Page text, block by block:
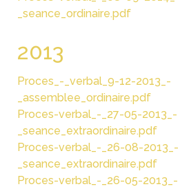
_seance_ordinaire.pdf
2013
Proces_-_verbal_9-12-2013_-
_assemblee_ordinaire.pdf
Proces-verbal_-_27-05-2013_-
_seance_extraordinaire.pdf
Proces-verbal_-_26-08-2013_-
_seance_extraordinaire.pdf
Proces-verbal_-_26-05-2013_-